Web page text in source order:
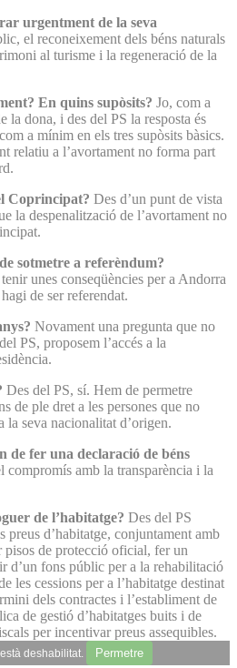
urgentment de la seva
el reconeixement dels béns naturals
al turisme i la regeneració de la
En quins supòsits? Jo, com a
la dona, i des del PS la resposta és
a mínim en els tres supòsits bàsics.
relatiu a l’avortament no forma part
Coprincipat? Des d’un punt de vista
la despenalització de l’avortament no
sotmetre a referèndum?
unes conseqüències per a Andorra
de ser referendat.
Novament una pregunta que no
PS, proposem l’accés a la
Des del PS, sí. Hem de permetre
de ple dret a les persones que no
seva nacionalitat d’origen.
de fer una declaració de béns
compromís amb la transparència i la
de l’habitatge? Des del PS
preus d’habitatge, conjuntament amb
pisos de protecció oficial, fer un
d’un fons públic per a la rehabilitació
les cessions per a l’habitatge destinat
dels contractes i l’establiment de
de gestió d’habitatges buits i de
per incentivar preus assequibles.
deshabilitat. Permetre